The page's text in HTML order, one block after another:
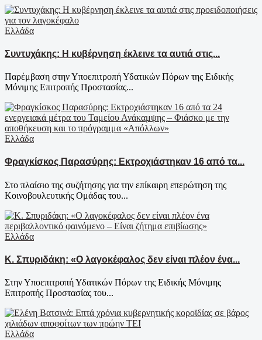
Ελλάδα
Συντυχάκης: Η κυβέρνηση έκλεινε τα αυτιά στις...
Παρέμβαση στην Υποεπιτροπή Υδατικών Πόρων της Ειδικής
Μόνιμης Επιτροπής Προστασίας...
Ελλάδα
Φραγκίσκος Παρασύρης: Εκτροχιάστηκαν 16 από τα...
Στο πλαίσιο της συζήτησης για την επίκαιρη επερώτηση της
Κοινοβουλευτικής Ομάδας του...
Ελλάδα
Κ. Σπυριδάκη: «Ο λαγοκέφαλος δεν είναι πλέον ένα...
Στην Υποεπιτροπή Υδατικών Πόρων της Ειδικής Μόνιμης
Επιτροπής Προστασίας του...
Ελλάδα